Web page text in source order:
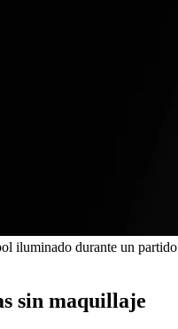
iluminado durante un partido
sin maquillaje